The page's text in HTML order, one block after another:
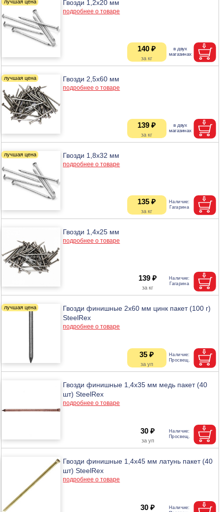
Гвозди 1,2х20 мм
подробнее о товаре
140 ₽
Гвозди 2,5х60 мм
подробнее о товаре
139 ₽
Гвозди 1,8х32 мм
подробнее о товаре
135 ₽
Гвозди 1,4х25 мм
подробнее о товаре
139 ₽
Гвозди финишные 2х60 мм цинк пакет (100 г)
SteelRex
подробнее о товаре
35 ₽
Гвозди финишные 1,4х35 мм медь пакет (40
шт) SteelRex
подробнее о товаре
30 ₽
Гвозди финишные 1,4х45 мм латунь пакет (40
шт) SteelRex
подробнее о товаре
30 ₽